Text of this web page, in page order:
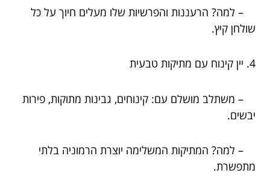
– למה? הרעננות והפרשיות שלו מעלים חיוך על כל
שולחן קיץ.
4. יין קינוח עם מתיקות טבעית
– משתלב מושלם עם: קינוחים, גבינות מתוקות, פירות
יבשים.
– למה? המתיקות המשלימה יוצרת הרמוניה בלתי
מתפשרת.